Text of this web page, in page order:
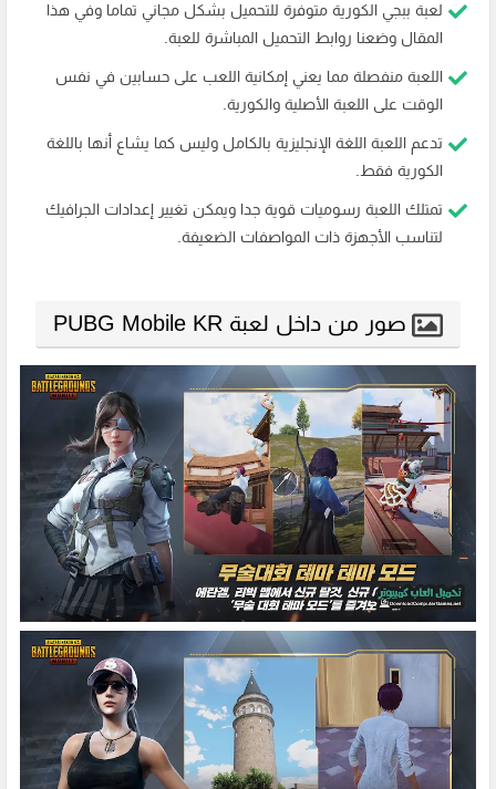
لعبة ببجي الكورية متوفرة للتحميل بشكل مجاني تماما وفي هذا
المقال وضعنا روابط التحميل المباشرة للعبة.
اللعبة منفصلة مما يعني إمكانية اللعب على حسابين في نفس
الوقت على اللعبة الأصلية والكورية.
تدعم اللعبة اللغة الإنجليزية بالكامل وليس كما يشاع أنها باللغة
الكورية فقط.
تمتلك اللعبة رسوميات قوية جدا ويمكن تغيير إعدادات الجرافيك
لتناسب الأجهزة ذات المواصفات الضعيفة.
صور من داخل لعبة PUBG Mobile KR